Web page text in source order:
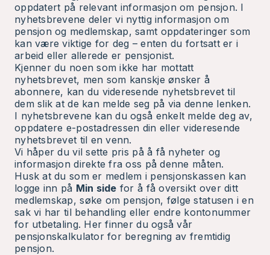
oppdatert på relevant informasjon om pensjon. I
nyhetsbrevene deler vi nyttig informasjon om
pensjon og medlemskap, samt oppdateringer som
kan være viktige for deg – enten du fortsatt er i
arbeid eller allerede er pensjonist.
Kjenner du noen som ikke har mottatt
nyhetsbrevet, men som kanskje ønsker å
abonnere, kan du videresende nyhetsbrevet til
dem slik at de kan melde seg på via denne lenken.
I nyhetsbrevene kan du også enkelt melde deg av,
oppdatere e-postadressen din eller videresende
nyhetsbrevet til en venn.
Vi håper du vil sette pris på å få nyheter og
informasjon direkte fra oss på denne måten.
Husk at du som er medlem i pensjonskassen kan
logge inn på Min side for å få oversikt over ditt
medlemskap, søke om pensjon, følge statusen i en
sak vi har til behandling eller endre kontonummer
for utbetaling. Her finner du også vår
pensjonskalkulator for beregning av fremtidig
pensjon.